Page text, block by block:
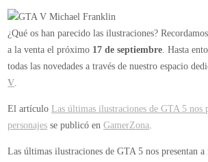
¿Qué os han parecido las ilustraciones?
a la venta el próximo 17 de septiembre. Hasta
todas las novedades a través de nuestro espacio
V.
El artículo Las últimas ilustraciones de GTA 5 nos
personajes se publicó enGamerZona.
Las últimas ilustraciones de GTA 5 nos presentan